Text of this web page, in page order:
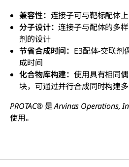
兼容性： 连接子可与靶标配体
分子设计：连接子与配体的多
剂的设计
节省合成时间： E3配体-交联剂
成时间
化合物库构建：使用具有相同
块，可通过并行合成同时构建
PROTAC® 是 Arvinas Operations,
使用。